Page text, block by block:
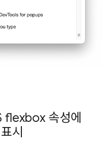
flexbox 속성에
시